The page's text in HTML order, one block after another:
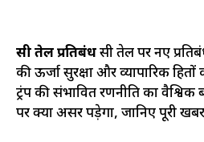
रूसी तेल प्रतिबंधरूसी तेल पर नए
की ऊर्जा सुरक्षा और व्यापारिक
ट्रंप की संभावित रणनीति का
पर क्या असर पड़ेगा, जानिए पूरी